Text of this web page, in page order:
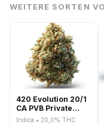
WEITERE SORTEN
420 Evolution 20/1
CA PVB Private
Banana
Indica • 20,0% THC